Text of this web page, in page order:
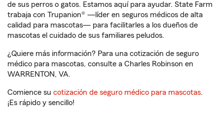
de sus perros o gatos. Estamos aquí para ayudar. State Farm
trabaja con Trupanion® —líder en seguros médicos de alta
calidad para mascotas— para facilitarles a los dueños de
mascotas el cuidado de sus familiares peludos.
¿Quiere más información? Para una cotización de seguro
médico para mascotas, consulte a Charles Robinson en
WARRENTON, VA.
Comience su cotización de seguro médico para mascotas.
¡Es rápido y sencillo!